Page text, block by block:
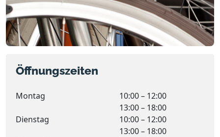
Öffnungszeiten
Montag
10:00 – 12:00
13:00 – 18:00
Dienstag
10:00 – 12:00
13:00 – 18:00